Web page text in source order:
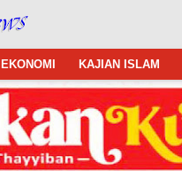
EKONOMI KAJIAN ISLAM